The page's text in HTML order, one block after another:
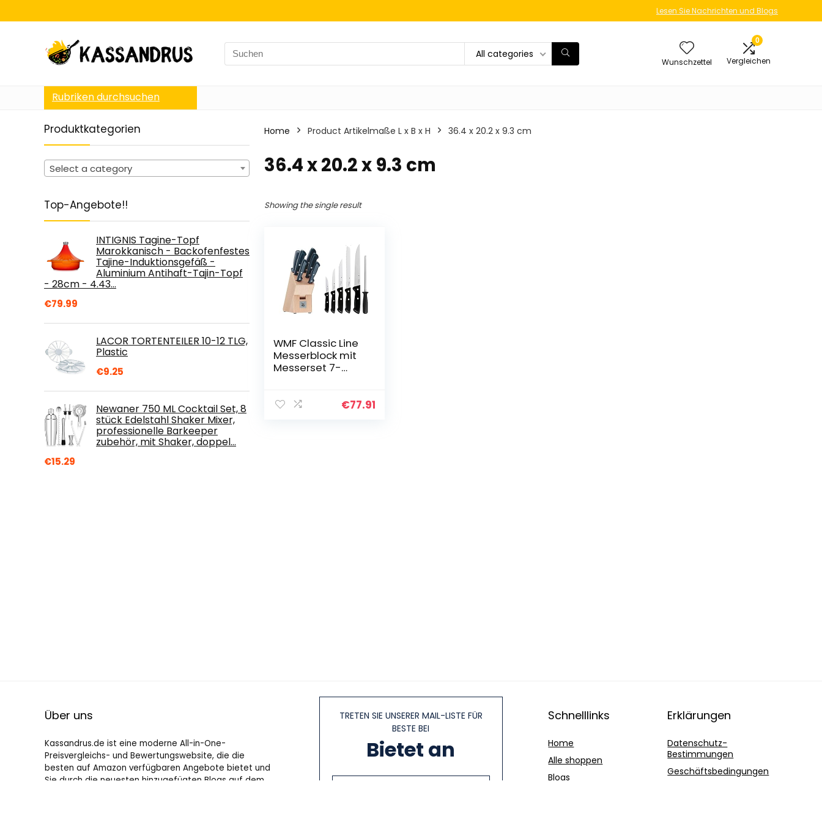
Lesen Sie Nachrichten und Blogs
Search
for:
All categories
Wunschzettel
0
Vergleichen
Rubriken durchsuchen
Produktkategorien
Select a category
Top-Angebote!!
INTIGNIS Tagine-Topf
Marokkanisch - Backofenfestes
Tajine-Induktionsgefäß -
Aluminium Antihaft-Tajin-Topf
- 28cm - 4.43…
€79.99
LACOR TORTENTEILER 10-12 TLG,
Plastic
€9.25
Newaner 750 ML Cocktail Set, 8
stück Edelstahl Shaker Mixer,
professionelle Barkeeper
zubehör, mit Shaker, doppel…
€15.29
Home Product Artikelmaße L x B x H ‎36.4 x 20.2 x 9.3 cm
‎36.4 x 20.2 x 9.3 cm
Showing the single result
WMF Classic Line
Messerblock mit
Messerset 7-
Wetzstahl,
€77.91
Über uns
Kassandrus.de ist eine moderne All-in-One-
Preisvergleichs- und Bewertungswebsite, die die
besten auf Amazon verfügbaren Angebote bietet und
Sie durch die neuesten hinzugefügten Blogs auf dem
TRETEN SIE UNSERER MAIL-LISTE FÜR
BESTE BEI
Bietet an
Schnelllinks
Home
Alle shoppen
Blogs
Erklärungen
Datenschutz-
Bestimmungen
Geschäftsbedingungen